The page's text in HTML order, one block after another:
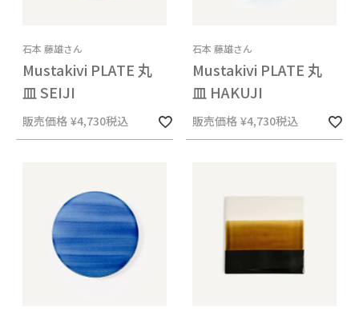
石本 藤雄さん
Mustakivi PLATE 丸
皿 SEIJI
販売価格 ¥4,730税込
石本 藤雄さん
Mustakivi PLATE 丸
皿 HAKUJI
販売価格 ¥4,730税込